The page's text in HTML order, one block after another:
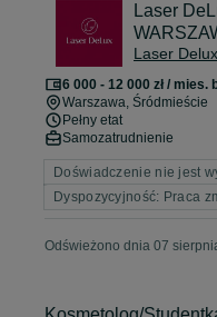
Laser
Laser Delux
6 000 - 12 000 zł / mies.
Warszawa, Śródmieście
Pełny etat
Samozatrudnienie
Doświadczenie nie jest
Dyspozycyjność: Praca
Odświeżono dnia 07